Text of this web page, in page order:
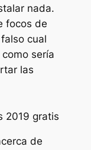
nada.
focos de
cual
serí­a
las
de